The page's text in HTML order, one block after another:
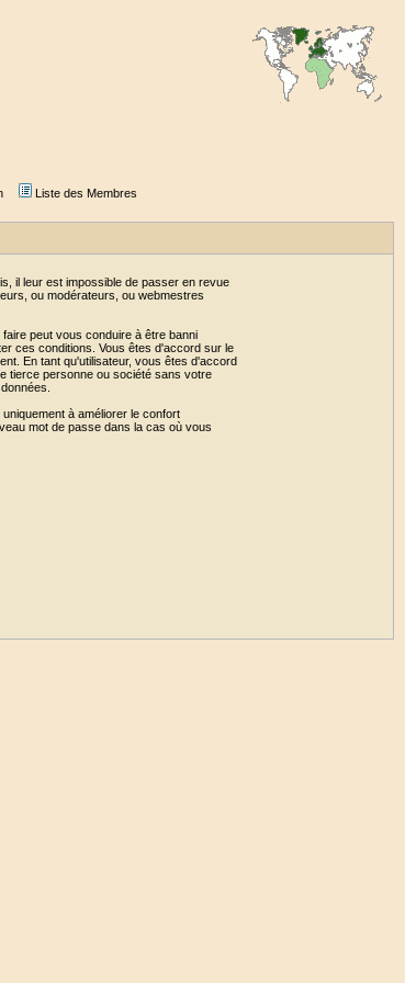
Liste des Membres
il leur est impossible de passer en revue
ou modérateurs, ou webmestres
peut vous conduire à être banni
ces conditions. Vous êtes d'accord sur le
En tant qu'utilisateur, vous êtes d'accord
tierce personne ou société sans votre
à améliorer le confort
mot de passe dans la cas où vous